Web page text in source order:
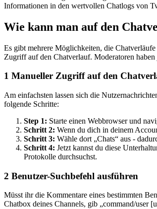
Informationen in den wertvollen Chatlogs von
Wie kann man auf den
Es gibt mehrere Möglichkeiten, die
Zugriff auf den Chatverlauf. Moderatoren
1 Manueller Zugriff auf den
Am einfachsten lassen sich die
folgende Schritte:
Step 1: Starte einen Webbrowser und
Schritt 2: Wenn du dich in deinem
Schritt 3: Wähle dort „Chats“ aus -
Schritt 4: Jetzt kannst du diese
Protokolle durchsuchst.
2 Benutzer-Suchbefehl ausführen
Müsst ihr die Kommentare eines bestimmten
Chatbox deines Channels, gib „command/user